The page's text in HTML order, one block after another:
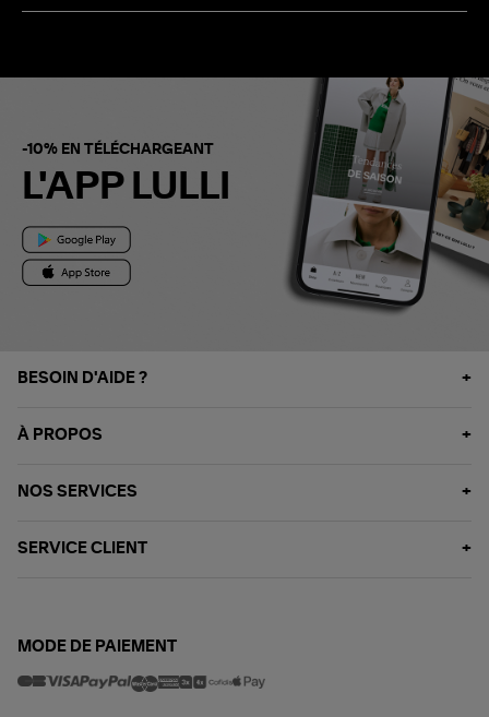
-10% EN TÉLÉCHARGEANT
L'APP LULLI
BESOIN D'AIDE ?
À PROPOS
NOS SERVICES
SERVICE CLIENT
MODE DE PAIEMENT